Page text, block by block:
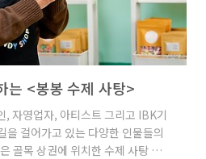
는 <봉봉 수제 사탕>
자영업자, 아티스트 그리고 IBK기
을 걸어가고 있는 다양한 인물들의
골목 상권에 위치한 수제 사탕 전